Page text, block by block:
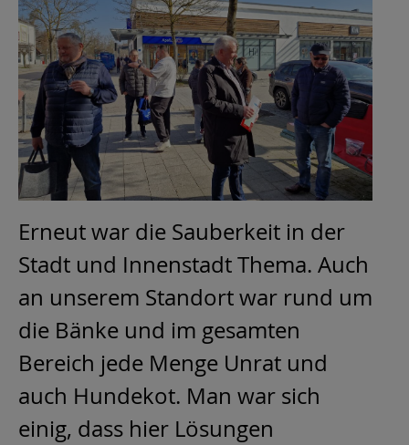
Erneut war die Sauberkeit in der
Stadt und Innenstadt Thema. Auch
an unserem Standort war rund um
die Bänke und im gesamten
Bereich jede Menge Unrat und
auch Hundekot. Man war sich
einig, dass hier Lösungen